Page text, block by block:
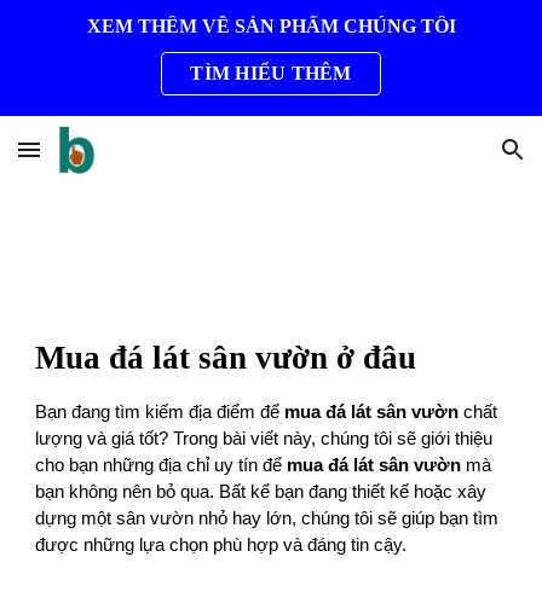
XEM THÊM VỀ SẢN PHẨM CHÚNG TÔI
TÌM HIỂU THÊM
Mua đá lát sân vườn ở đâu
Bạn đang tìm kiếm địa điểm để mua đá lát sân vườn chất
lượng và giá tốt? Trong bài viết này, chúng tôi sẽ giới thiệu
cho bạn những địa chỉ uy tín để mua đá lát sân vườn mà
bạn không nên bỏ qua. Bất kể bạn đang thiết kế hoặc xây
dựng một sân vườn nhỏ hay lớn, chúng tôi sẽ giúp bạn tìm
được những lựa chọn phù hợp và đáng tin cậy.